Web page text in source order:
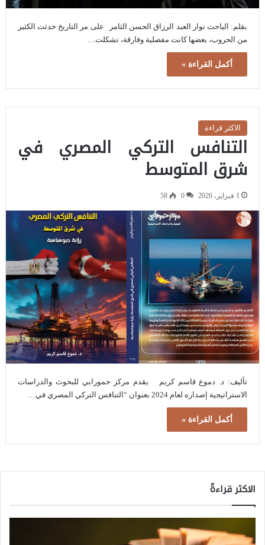
بقلم: الباحث نوار العبد الرزاق الحسن الثامر على مر التاريخ حدثت الكثير
من الحروب، بعضها كانت مفصلية وفارقة، تشكلت…
أكمل القراءة »
الاكثر قراءة
التنافس التركي المصري في
شرق المتوسط
1 فبراير، 2026 0
58
تأليف: د. دموع قاسم كريم يقدم مركز حمورابي للبحوث والدراسات
الاستراتيجية إصداره لعام 2024 بعنوان “التنافس التركي المصري في…
أكمل القراءة »
الاكثر قراءةً